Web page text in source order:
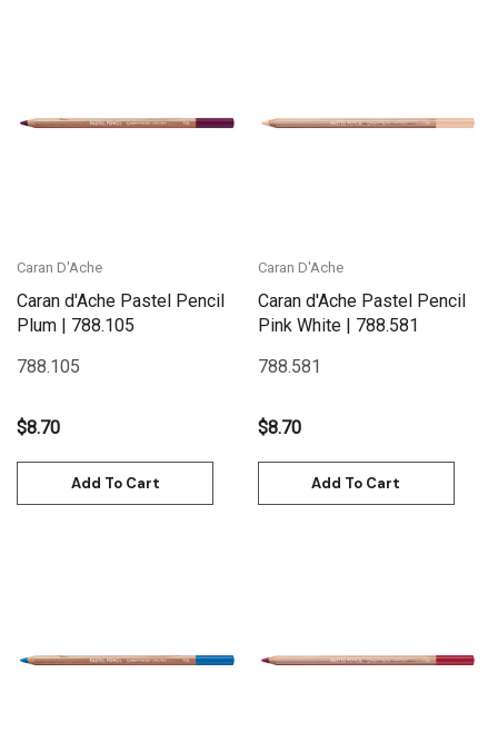
Caran D'Ache
Caran d'Ache Pastel Pencil
Plum | 788.105
788.105
$8.70
Add To Cart
Caran D'Ache
Caran d'Ache Pastel Pencil
Pink White | 788.581
788.581
$8.70
Add To Cart